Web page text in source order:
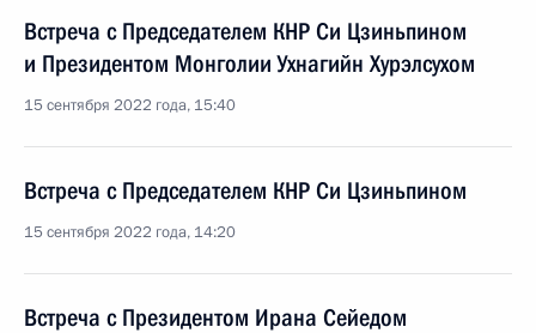
Встреча с Председателем КНР Си Цзиньпином
и Президентом Монголии Ухнагийн Хурэлсухом
15 сентября 2022 года, 15:40
Встреча с Председателем КНР Си Цзиньпином
15 сентября 2022 года, 14:20
Встреча с Президентом Ирана Сейедом